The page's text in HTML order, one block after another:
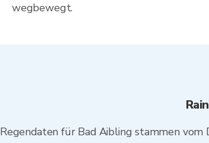
wegbewegt.
Regendaten für Bad Aibling stammen